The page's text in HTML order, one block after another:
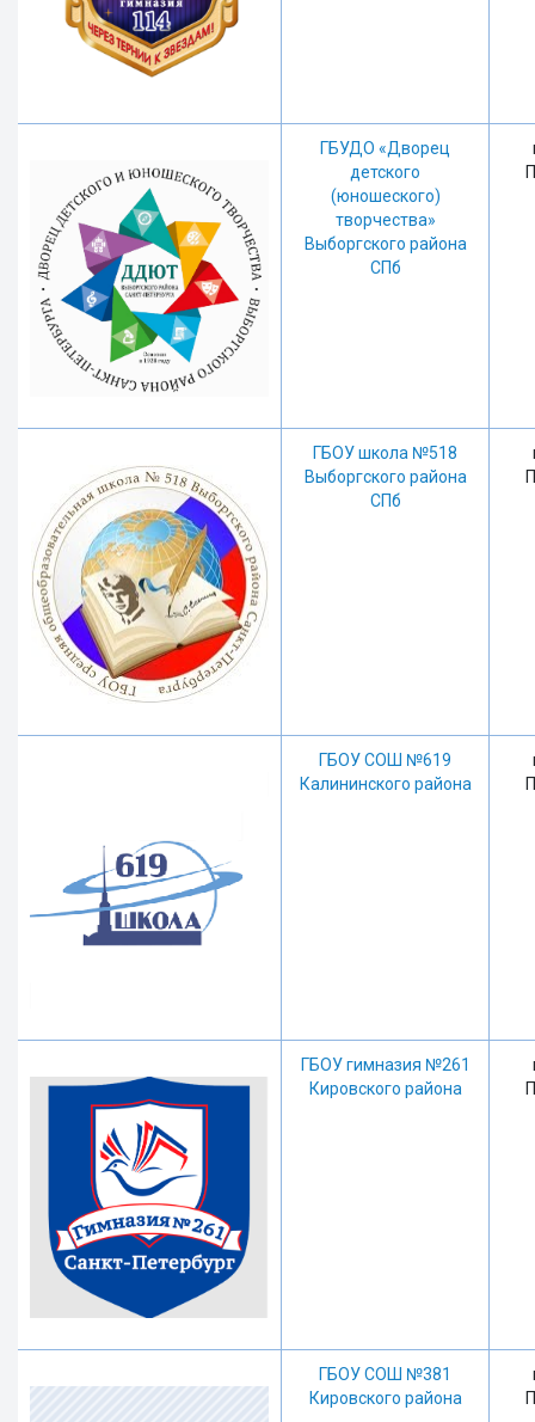
ГБУДО «Дворец
детского
(юношеского)
творчества»
Выборгского района
СПб
ГБОУ школа №518
Выборгского района
СПб
ГБОУ СОШ №619
Калининского района
ГБОУ гимназия №261
Кировского района
ГБОУ СОШ №381
Кировского района